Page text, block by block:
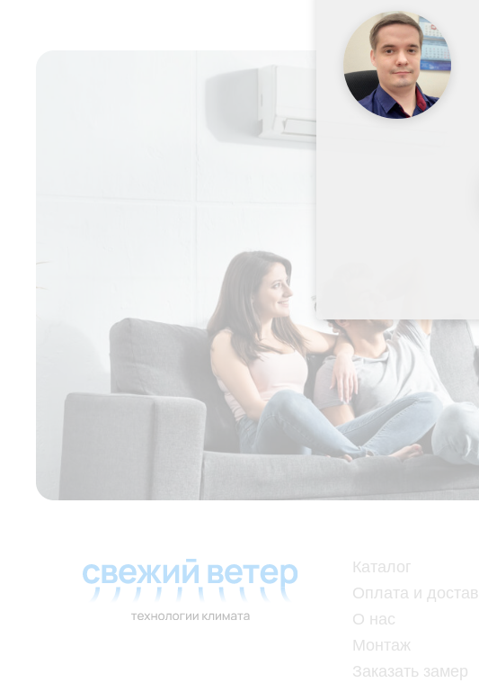
Каталог
Оплата и
О нас
Монтаж
Заказать замер